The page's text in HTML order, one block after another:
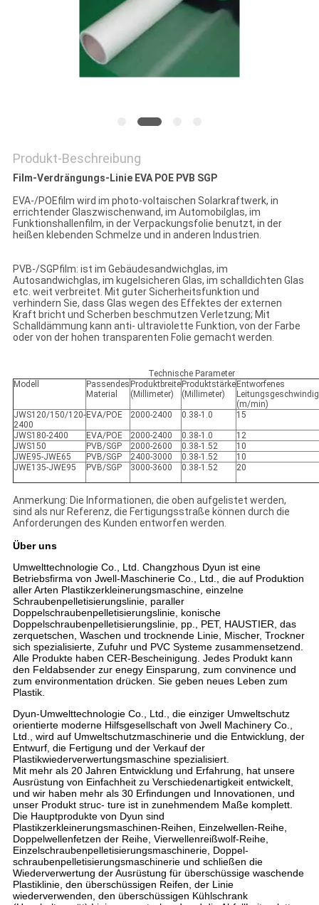
Produkt-Beschreibung
Film-Verdrängungs-Linie EVA POE PVB SGP
EVA-/POEfilm wird im photo-voltaischen Solarkraftwerk, in
errichtender Glaszwischenwand, im Automobilglas, im
Funktionshallenfilm, in der Verpackungsfolie benutzt, in der
heißen klebenden Schmelze und in anderen Industrien.
PVB-/SGPfilm: ist im Gebäudesandwichglas, im
Autosandwichglas, im kugelsicheren Glas, im schalldichten Glas
etc. weit verbreitet. Mit guter Sicherheitsfunktion und
verhindern Sie, dass Glas wegen des Effektes der externen
Kraft bricht und Scherben beschmutzen Verletzung; Mit
Schalldämmung kann anti- ultraviolette Funktion, von der Farbe
oder von der hohen transparenten Folie gemacht werden.
Technische Parameter
Modell
Passendes
Material
Produktbreite
(Millimeter)
Produktstärke
(Millimeter)
Entworfenes
(m/min)
JWS120/150/120-
2400
EVA/POE 2000-2400 0.38-1.0 15
JWS180-2400 EVA/POE 2000-2400 0.38-1.0
12
JWS150
PVB/SGP 2000-2600 0.38-1.52
10
JWE95-JWE65
PVB/SGP 2400-3000 0.38-1.52
10
JWE135-JWE95
PVB/SGP 3000-3600 0.38-1.52 20
Anmerkung: Die Informationen, die oben aufgelistet werden,
sind als nur Referenz, die Fertigungsstraße können durch die
Anforderungen des Kunden entworfen werden.
Über uns
Umwelttechnologie Co., Ltd. Changzhous Dyun ist eine
Betriebsfirma von Jwell-Maschinerie Co., Ltd., die auf Produktion
aller Arten Plastikzerkleinerungsmaschine, einzelne
Schraubenpelletisierungslinie, paraller
Doppelschraubenpelletisierungslinie, konische
Doppelschraubenpelletisierungslinie, pp., PET, HAUSTIER, das
zerquetschen, Waschen und trocknende Linie, Mischer, Trockner
sich spezialisierte, Zufuhr und PVC Systeme zusammensetzend.
Alle Produkte haben CER-Bescheinigung. Jedes Produkt kann
den Feldabsender zur enegy Einsparung, zum convinence und
zum environmentation drücken. Sie geben neues Leben zum
Plastik.
Dyun-Umwelttechnologie Co., Ltd., die einziger Umweltschutz
orientierte moderne Hilfsgesellschaft von Jwell Machinery Co.,
Ltd., wird auf Umweltschutzmaschinerie und die Entwicklung, der
Entwurf, die Fertigung und der Verkauf der
Plastikwiederverwertungsmaschine spezialisiert.
Mit mehr als 20 Jahren Entwicklung und Erfahrung, hat unsere
Ausrüstung von Einfachheit zu Verschiedenartigkeit entwickelt,
und wir haben mehr als 30 Erfindungen und Innovationen, und
unser Produkt struc- ture ist in zunehmendem Maße komplett.
Die Hauptprodukte von Dyun sind
Plastikzerkleinerungsmaschinen-Reihen, Einzelwellen-Reihe,
Doppelwellenfetzen der Reihe, Vierwellenreißwolf-Reihe,
Einzelschraubenpelletisierungsmaschinerie, Doppel-
schraubenpelletisierungsmaschinerie und schließen die
Wiederverwertung der Ausrüstung für überschüssige waschende
Plastiklinie, den überschüssigen Reifen, der Linie
wiederverwenden, den überschüssigen Kühlschrank